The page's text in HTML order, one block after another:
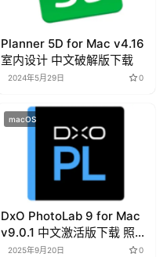
Planner 5D for Mac v4.16
室内设计 中文破解版下载
2024年5月29日 0
macOS
DxO PhotoLab 9 for Mac
v9.0.1 中文激活版下载 照片
编辑软件
2025年9月20日 0